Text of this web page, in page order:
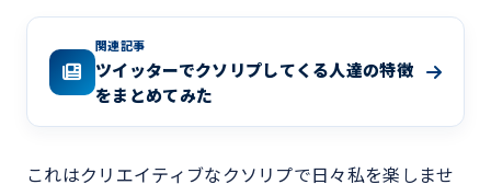
関連記事
ツイッターでクソリプしてくる人達の特徴
をまとめてみた
これはクリエイティブなクソリプで日々私を楽しませ